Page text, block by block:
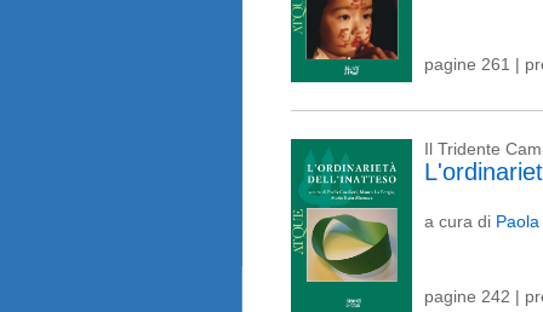
pagine 261 |
Il Tridente
a cura di
pagine 242 |